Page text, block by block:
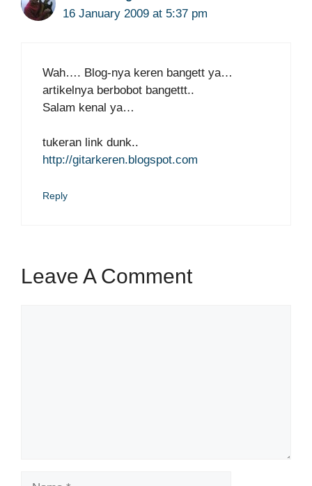
16 January 2009 at 5:37 pm
Wah…. Blog-nya keren bangett ya…
artikelnya berbobot bangettt..
Salam kenal ya…
tukeran link dunk..
http://gitarkeren.blogspot.com
Reply
Leave A Comment